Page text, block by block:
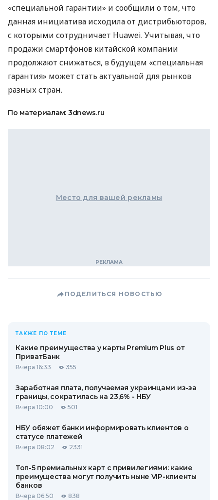
«специальной гарантии» и сообщили о том, что
данная инициатива исходила от дистрибьюторов,
с которыми сотрудничает Huawei. Учитывая, что
продажи смартфонов китайской компании
продолжают снижаться, в будущем «специальная
гарантия» может стать актуальной для рынков
разных стран.
По материалам: 3dnews.ru
Место для вашей рекламы
ПОДЕЛИТЬСЯ НОВОСТЬЮ
ТАКЖЕ ПО ТЕМЕ
Какие преимущества у карты Premium Plus от
ПриватБанк
Вчера 16:33 355
Заработная плата, получаемая украинцами из-за
границы, сократилась на 23,6% - НБУ
Вчера 10:00 501
НБУ обяжет банки информировать клиентов о
статусе платежей
Вчера 08:02 2331
Топ-5 премиальных карт с привилегиями: какие
преимущества могут получить ныне VIP-клиенты
банков
Вчера 06:50 838